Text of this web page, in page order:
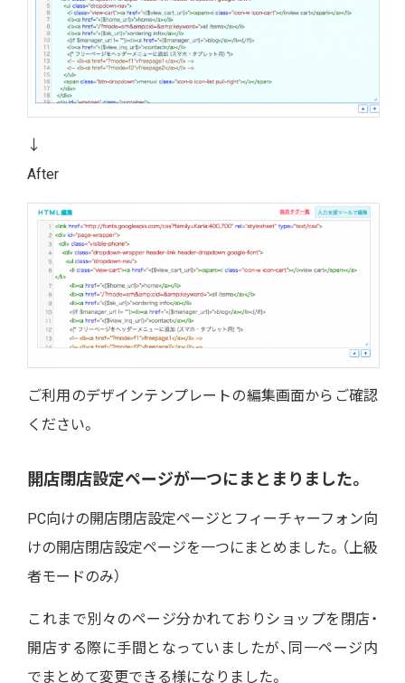
↓
After
ご利用のデザインテンプレートの編集画面からご確認
ください。
開店閉店設定ページが一つにまとまりました。
PC向けの開店閉店設定ページとフィーチャーフォン向
けの開店閉店設定ページを一つにまとめました。（上級
者モードのみ）
これまで別々のページ分かれておりショップを閉店・
開店する際に手間となっていましたが、同一ページ内
でまとめて変更できる様になりました。